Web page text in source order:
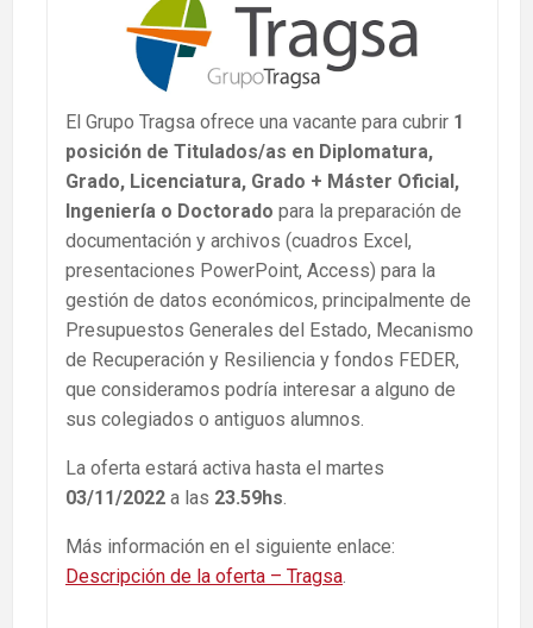
El Grupo Tragsa ofrece una vacante para cubrir 1
posición de Titulados/as en Diplomatura,
Grado, Licenciatura, Grado + Máster Oficial,
Ingeniería o Doctorado para la preparación de
documentación y archivos (cuadros Excel,
presentaciones PowerPoint, Access) para la
gestión de datos económicos, principalmente de
Presupuestos Generales del Estado, Mecanismo
de Recuperación y Resiliencia y fondos FEDER,
que consideramos podría interesar a alguno de
sus colegiados o antiguos alumnos.
La oferta estará activa hasta el martes
03/11/2022 a las 23.59hs
Más información en el siguiente enlace:
Descripción de la oferta – Tragsa